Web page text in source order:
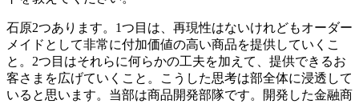
石原2つあります。1つ目は、再現性はないけれどもオーダー
メイドとして非常に付加価値の高い商品を提供していくこ
と。2つ目はそれらに何らかの工夫を加えて、提供できるお
客さまを広げていくこと。こうした思考は部全体に浸透して
いると思います。当部は商品開発部隊です。開発した金融商